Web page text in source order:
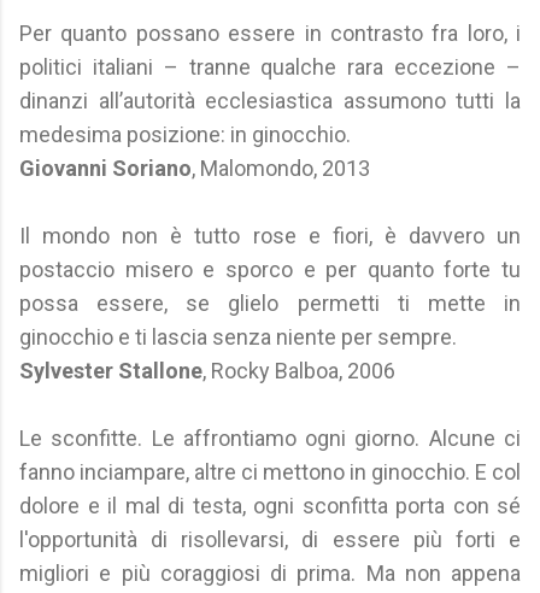
Per quanto possano essere in contrasto fra loro, i
politici italiani – tranne qualche rara eccezione –
dinanzi all’autorità ecclesiastica assumono tutti la
medesima posizione: in ginocchio.
Giovanni Soriano, Malomondo, 2013
Il mondo non è tutto rose e fiori, è davvero un
postaccio misero e sporco e per quanto forte tu
possa essere, se glielo permetti ti mette in
ginocchio e ti lascia senza niente per sempre.
Sylvester Stallone, Rocky Balboa, 2006
Le sconfitte. Le affrontiamo ogni giorno. Alcune ci
fanno inciampare, altre ci mettono in ginocchio. E col
dolore e il mal di testa, ogni sconfitta porta con sé
l'opportunità di risollevarsi, di essere più forti e
migliori e più coraggiosi di prima. Ma non appena